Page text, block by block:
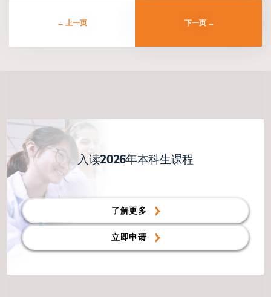
上一页 下一页
入读2026年本科生课程
了解更多
立即申请